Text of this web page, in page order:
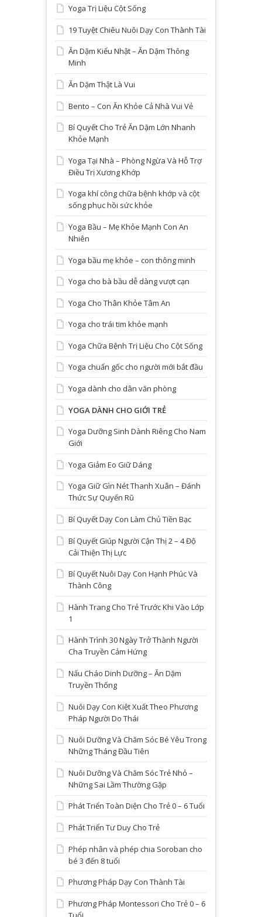
Yoga Trị Liệu Cột Sống
19 Tuyệt Chiêu Nuôi Dạy Con Thành Tài
Ăn Dặm Kiểu Nhật – Ăn Dặm Thông
Minh
Ăn Dặm Thật Là Vui
Bento – Con Ăn Khỏe Cả Nhà Vui Vẻ
Bí Quyết Cho Trẻ Ăn Dặm Lớn Nhanh
Khỏe Mạnh
Yoga Tại Nhà – Phòng Ngừa Và Hỗ Trợ
Điều Trị Xương Khớp
Yoga khí công chữa bệnh khớp và cột
sống phục hồi sức khỏe
Yoga Bầu – Mẹ Khỏe Mạnh Con An
Nhiên
Yoga bầu mẹ khỏe – con thông minh
Yoga cho bà bầu dễ dàng vượt cạn
Yoga Cho Thân Khỏe Tâm An
Yoga cho trái tim khỏe mạnh
Yoga Chữa Bệnh Trị Liệu Cho Cột Sống
Yoga chuẩn gốc cho người mới bắt đầu
Yoga dành cho dân văn phòng
YOGA DÀNH CHO GIỚI TRẺ
Yoga Dưỡng Sinh Dành Riêng Cho Nam
Giới
Yoga Giảm Eo Giữ Dáng
Yoga Giữ Gìn Nét Thanh Xuân – Đánh
Thức Sự Quyến Rũ
Bí Quyết Dạy Con Làm Chủ Tiền Bạc
Bí Quyết Giúp Người Cận Thị 2 – 4 Độ
Cải Thiện Thị Lực
Bí Quyết Nuôi Dạy Con Hạnh Phúc Và
Thành Công
Hành Trang Cho Trẻ Trước Khi Vào Lớp
1
Hành Trình 30 Ngày Trở Thành Người
Cha Truyền Cảm Hứng
Nấu Cháo Dinh Dưỡng – Ăn Dặm
Truyền Thống
Nuôi Dạy Con Kiệt Xuất Theo Phương
Pháp Người Do Thái
Nuôi Dưỡng Và Chăm Sóc Bé Yêu Trong
Những Tháng Đầu Tiên
Nuôi Dưỡng Và Chăm Sóc Trẻ Nhỏ –
Những Sai Lầm Thường Gặp
Phát Triển Toàn Diện Cho Trẻ 0 – 6 Tuổi
Phát Triển Tư Duy Cho Trẻ
Phép nhân và phép chia Soroban cho
bé 3 đến 8 tuổi
Phương Pháp Dạy Con Thành Tài
Phương Pháp Montessori Cho Trẻ 0 – 6